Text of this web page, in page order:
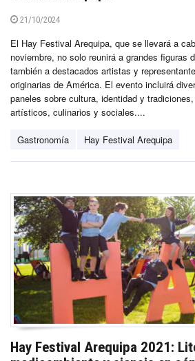
21/10/2024
El Hay Festival Arequipa, que se llevará a
noviembre, no solo reunirá a grandes figuras
también a destacados artistas y
originarias de América. El evento incluirá
paneles sobre cultura, identidad y
artísticos, culinarios y sociales....
Gastronomía Hay Festival Arequipa
Hay Festival Arequipa 2021: